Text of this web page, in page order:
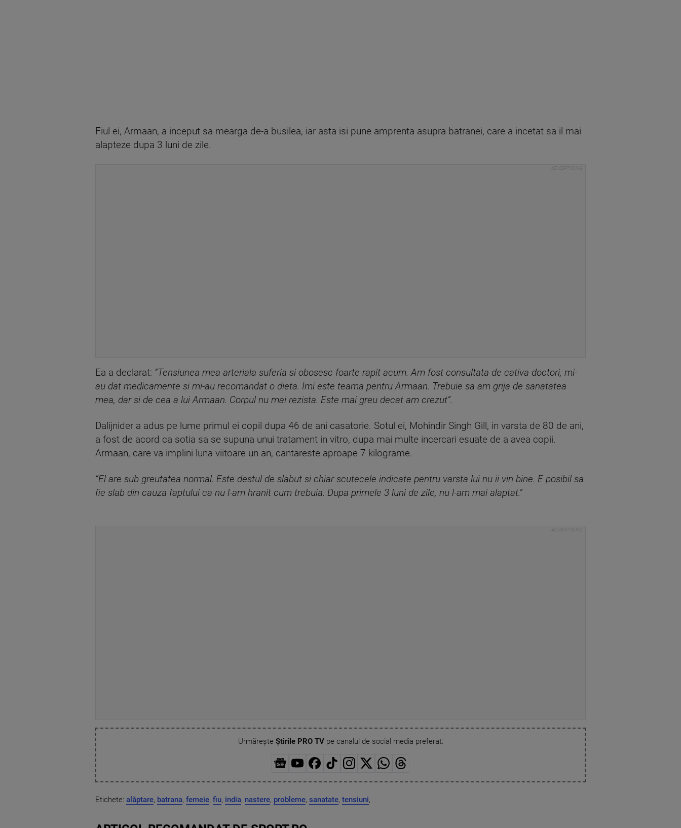
Fiul ei, Armaan, a inceput sa mearga de-a busilea, iar asta isi pune amprenta asupra batranei, care a incetat sa il mai
alapteze dupa 3 luni de zile.
Ea a declarat: “Tensiunea mea arteriala suferia si obosesc foarte rapit acum. Am fost consultata de cativa doctori, mi-
au dat medicamente si mi-au recomandat o dieta. Imi este teama pentru Armaan. Trebuie sa am grija de sanatatea
mea, dar si de cea a lui Armaan. Corpul nu mai rezista. Este mai greu decat am crezut”.
Dalijnider a adus pe lume primul ei copil dupa 46 de ani casatorie. Sotul ei, Mohindir Singh Gill, in varsta de 80 de ani,
a fost de acord ca sotia sa se supuna unui tratament in vitro, dupa mai multe incercari esuate de a avea copii.
Armaan, care va implini luna viitoare un an, cantareste aproape 7 kilograme.
“El are sub greutatea normal. Este destul de slabut si chiar scutecele indicate pentru varsta lui nu ii vin bine. E posibil sa
fie slab din cauza faptului ca nu l-am hranit cum trebuia. Dupa primele 3 luni de zile, nu l-am mai alaptat.”
Urmărește Știrile PRO TVpe canalul de social media preferat:
Etichete: alăptare, batrana, femeie, fiu, india, nastere, probleme, sanatate, tensiuni,